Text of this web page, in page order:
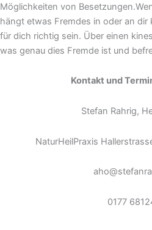
Möglichkeiten von
hängt etwas Fremdes in oder an
für dich richtig sein. Über einen
was genau dies Fremde ist und
Kontakt und
Stefan Rahrig,
NaturHeilPraxis
0177